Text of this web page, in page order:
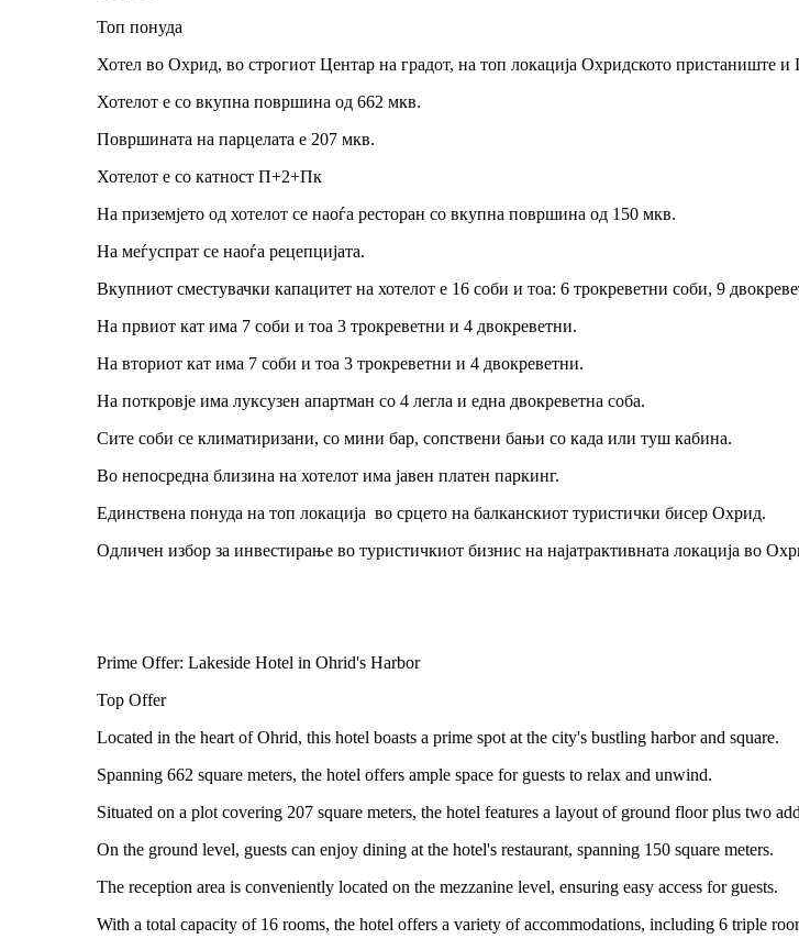
Топ понуда
Хотел во Охрид, во строгиот Центар на градот, на топ локација Охридското пристаниште
Хотелот е со вкупна површина од 662 мкв.
Површината на парцелата е 207 мкв.
Хотелот е со катност П+2+Пк
На приземјето од хотелот се наоѓа ресторан со вкупна површина од 150 мкв.
На меѓуспрат се наоѓа рецепцијата.
Вкупниот сместувачки капацитет на хотелот е 16 соби и тоа: 6 трокреветни соби, 9
На првиот кат има 7 соби и тоа 3 трокреветни и 4 двокреветни.
На вториот кат има 7 соби и тоа 3 трокреветни и 4 двокреветни.
На поткровје има луксузен апартман со 4 легла и една двокреветна соба.
Сите соби се климатиризани, со мини бар, сопствени бањи со када или туш кабина.
Во непосредна близина на хотелот има јавен платен паркинг.
Единствена понуда на топ локација во срцето на балканскиот туристички бисер Охрид.
Одличен избор за инвестирање во туристичкиот бизнис на најатрактивната локација во
Prime Offer: Lakeside Hotel in Ohrid's Harbor
Top Offer
Located in the heart of Ohrid, this hotel boasts a prime spot at the city's bustling harbor and square.
Spanning 662 square meters, the hotel offers ample space for guests to relax and unwind.
Situated on a plot covering 207 square meters, the hotel features a layout of ground floor plus two
On the ground level, guests can enjoy dining at the hotel's restaurant, spanning 150 square meters.
The reception area is conveniently located on the mezzanine level, ensuring easy access for guests.
With a total capacity of 16 rooms, the hotel offers a variety of accommodations, including 6 triple